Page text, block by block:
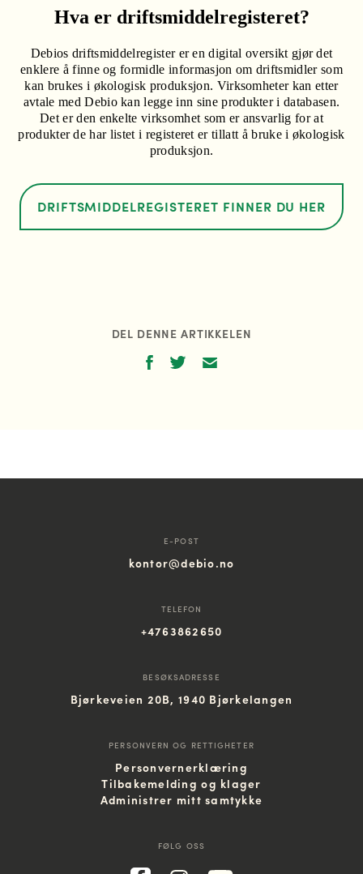
Hva er driftsmiddelregisteret?
Debios driftsmiddelregister er en digital oversikt gjør det
enklere å finne og formidle informasjon om driftsmidler som
kan brukes i økologisk produksjon. Virksomheter kan etter
avtale med Debio kan legge inn sine produkter i databasen.
Det er den enkelte virksomhet som er ansvarlig for at
produkter de har listet i registeret er tillatt å bruke i økologisk
produksjon.
DRIFTSMIDDELREGISTERET FINNER DU HER
DEL DENNE ARTIKKELEN
E-POST
kontor@debio.no
TELEFON
+4763862650
BESØKSADRESSE
Bjørkeveien 20B, 1940 Bjørkelangen
PERSONVERN OG RETTIGHETER
Personvernerklæring
Tilbakemelding og klager
Administrer mitt samtykke
FØLG OSS